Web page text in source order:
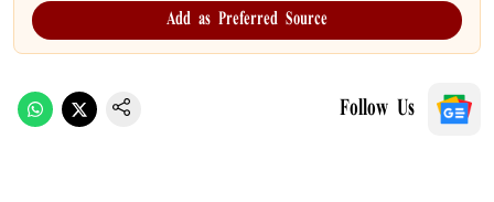
Add as Preferred Source
Follow Us